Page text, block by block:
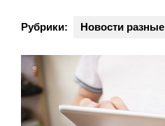
Рубрики: Новости разные